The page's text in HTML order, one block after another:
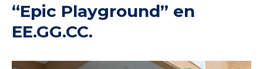
“Epic Playground” en
EE.GG.CC.